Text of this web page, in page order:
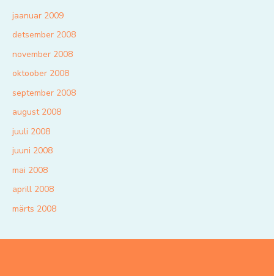
jaanuar 2009
detsember 2008
november 2008
oktoober 2008
september 2008
august 2008
juuli 2008
juuni 2008
mai 2008
aprill 2008
märts 2008